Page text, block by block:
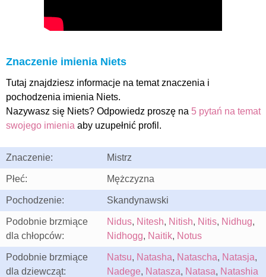
Znaczenie imienia Niets
Tutaj znajdziesz informacje na temat znaczenia i
pochodzenia imienia Niets.
Nazywasz się Niets? Odpowiedz proszę na 5 pytań na temat
swojego imienia aby uzupełnić profil.
Znaczenie: Mistrz
Płeć: Mężczyzna
Pochodzenie: Skandynawski
Podobnie brzmiące
dla chłopców:
Nidus, Nitesh, Nitish, Nitis, Nidhug,
Nidhogg, Naitik, Notus
Podobnie brzmiące
dla dziewcząt:
Natsu, Natasha, Natascha, Natasja,
Nadege, Natasza, Natasa, Natashia